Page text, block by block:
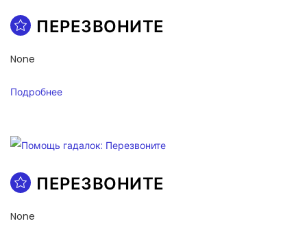
ПЕРЕЗВОНИТЕ
None
Подробнее
ПЕРЕЗВОНИТЕ
None